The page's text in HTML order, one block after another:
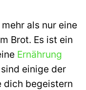
als nur eine
Brot. Es ist ein
Ernährung
einige der
dich begeistern